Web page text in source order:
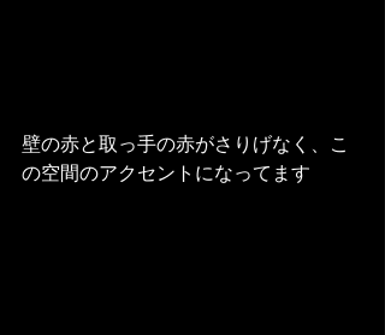
壁の赤と取っ手の赤がさりげなく、こ
の空間のアクセントになってます